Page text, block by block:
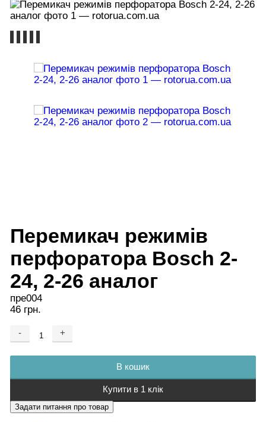
Перемикач режимів
перфоратора Bosch 2-
24, 2-26 аналог
пре004
46 грн.
- +
В кошик
Купити в 1 клік